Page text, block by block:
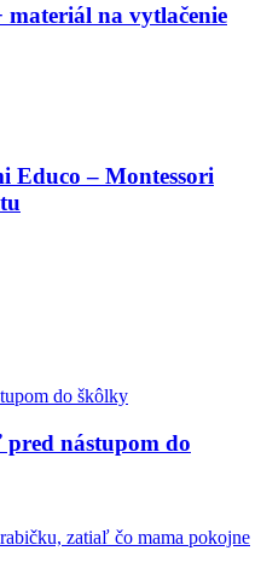
materiál na vytlačenie
Educo – Montessori
nástupom do